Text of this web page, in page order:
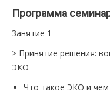
Программа
Занятие 1
> Принятие решения:
ЭКО
Что такое ЭКО и чем